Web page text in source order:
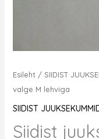
Esileht/ SIIDIST
valge M lehviga
SIIDIST
Siidist